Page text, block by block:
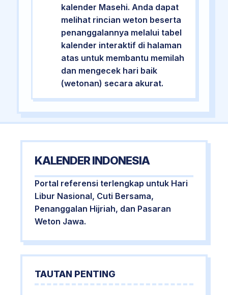
kalender Masehi. Anda dapat
melihat rincian weton beserta
penanggalannya melalui tabel
kalender interaktif di halaman
atas untuk membantu memilah
dan mengecek hari baik
(wetonan) secara akurat.
KALENDER INDONESIA
Portal referensi terlengkap untuk Hari
Libur Nasional, Cuti Bersama,
Penanggalan Hijriah, dan Pasaran
Weton Jawa.
TAUTAN PENTING